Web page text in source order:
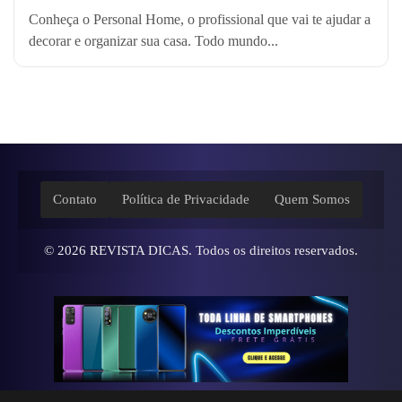
Conheça o Personal Home, o profissional que vai te ajudar a
decorar e organizar sua casa. Todo mundo...
Contato Política de Privacidade Quem Somos
© 2026 REVISTA DICAS. Todos os direitos reservados.